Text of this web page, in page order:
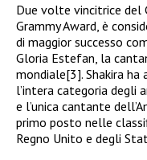
Due volte vincitrice del
Grammy Award, è
di maggior successo
Gloria Estefan, la
mondiale[3]. Shakira
l’intera categoria degli
e l’unica cantante
primo posto nelle
Regno Unito e degli